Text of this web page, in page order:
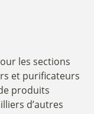
les sections
et purificateurs
produits
d’autres